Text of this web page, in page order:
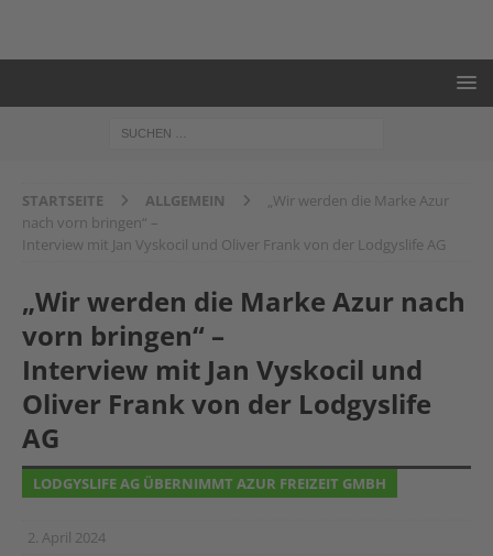
STARTSEITE ALLGEMEIN
„Wir werden die Marke Azur
nach vorn bringen“ –
Interview mit Jan Vyskocil und Oliver Frank von der Lodgyslife AG
„Wir werden die Marke Azur nach
vorn bringen“ –
Interview mit Jan Vyskocil und
Oliver Frank von der Lodgyslife
AG
LODGYSLIFE AG ÜBERNIMMT AZUR FREIZEIT GMBH
2. April 2024